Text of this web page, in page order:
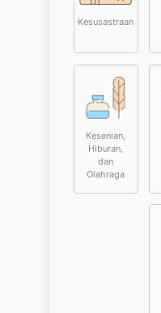
Kesusastraan
Kesenian,
Hiburan,
dan
Olahraga